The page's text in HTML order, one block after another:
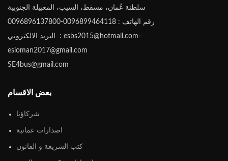
سلطنة عُمان، مسقط، السيب، المعبيلة الجنوبية
رقم الهاتف : 0096899464118-0096896137800
البريد الالكتروني : esbs2015@hotmail.com-
esioman2017@gmail.com
SE4bus@gmail.com
بعض الاقسام
شركاؤنا
اصدارات عمانية
كتب الشريعة و القانون